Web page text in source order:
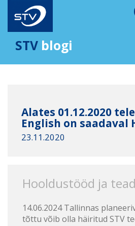
STV blogi
Alates 01.12.2020
English on saadaval
23.11.2020
Hooldustööd ja
14.06.2024 Tallinnas
tõttu võib olla häiritud STV